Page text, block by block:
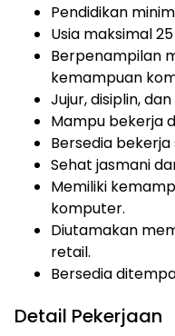
Pendidikan
Usia maksimal
Berpenampilan
kemampuan
Jujur, disiplin,
Mampu bekerja
Bersedia bekerja
Sehat jasmani
Memiliki
komputer.
Diutamakan
retail.
Bersedia
Detail Pekerjaan